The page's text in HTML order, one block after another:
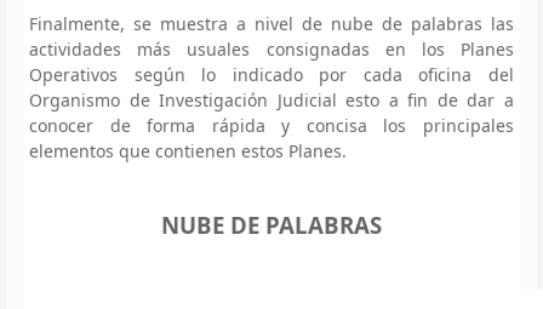
Finalmente, se muestra a nivel de nube de palabras las
actividades más usuales consignadas en los Planes
Operativos según lo indicado por cada oficina del
Organismo de Investigación Judicial esto a fin de dar a
conocer de forma rápida y concisa los principales
elementos que contienen estos Planes.
NUBE DE PALABRAS